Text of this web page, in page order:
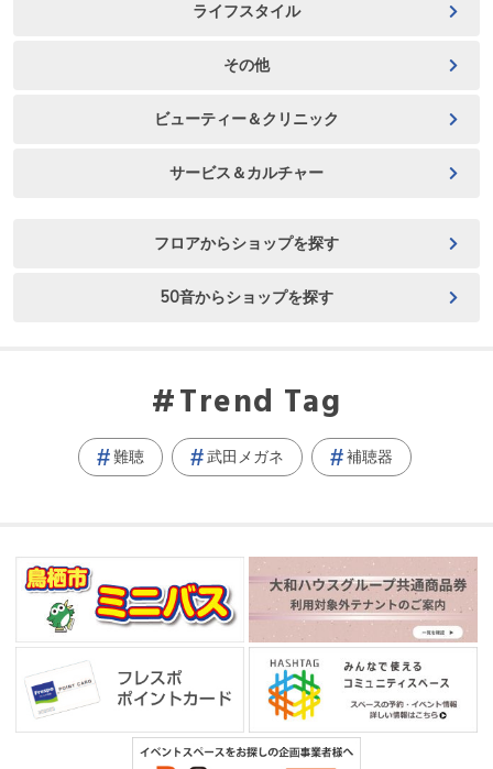
ライフスタイル
その他
ビューティー＆クリニック
サービス＆カルチャー
フロアからショップを探す
50音からショップを探す
Trend Tag
難聴 武田メガネ 補聴器